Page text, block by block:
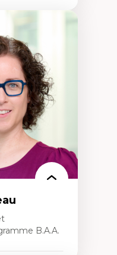
environnements
des
et
et
qualitative
B.A.A.